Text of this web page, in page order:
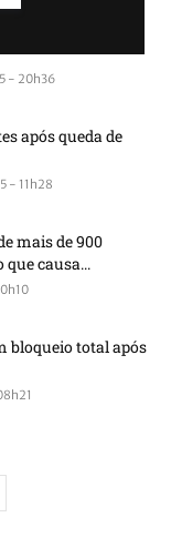
- 20h36
após queda de
- 11h28
mais de 900
que causa...
bloqueio total após